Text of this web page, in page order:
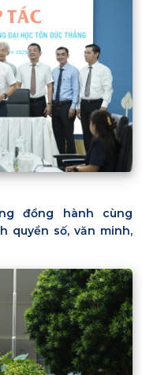
đồng hành cùng
quyền số, văn minh,